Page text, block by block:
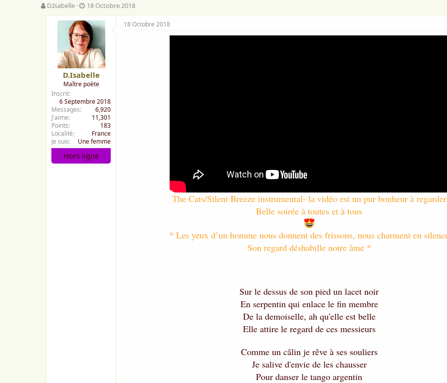
A
u
D.Isabelle
D
a
t
e
d
e
d
é
b
u
18 Octobre 2018
D.Isabelle
Maître poète
Inscrit
6 Septembre 2018
Messages
6,920
J'aime
11,301
Points
183
Localité
France
Je suis
Une femme
Hors ligne
18 Octobre 2018
The Cats/Silent Breeze instrumental- la vidéo est un pur bonheur à regarder
Belle soirée à toutes et à tous
* Les yeux d’un homme nous donnent des frissons, nous charment en
Son regard déshabille notre âme *
Sur le dessus de son pied un lacet noir
En serpentin qui enlace le fin membre
De la demoiselle, ah qu'elle est belle
Elle attire le regard de ces messieurs
Comme un câlin je rêve à ses souliers
Je salive d'envie de les chausser
Pour danser le tango argentin